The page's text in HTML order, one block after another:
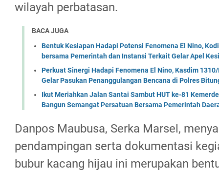
wilayah perbatasan.
BACA JUGA
Bentuk Kesiapan Hadapi Potensi Fenomena El Nino,
bersama Pemerintah dan Instansi Terkait Gelar Apel
Perkuat Sinergi Hadapi Fenomena El Nino, Kasdim
Gelar Pasukan Penanggulangan Bencana di Polres
Ikut Meriahkan Jalan Santai Sambut HUT ke-81
Bangun Semangat Persatuan Bersama Pemerintah
Danpos Maubusa, Serka Marsel,
pendampingan serta dokumentasi
bubur kacang hijau ini merupakan